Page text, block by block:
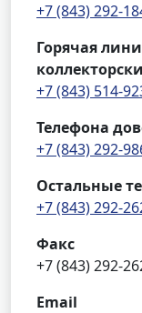
+7 (843) 292-
Горячая
+7 (843) 514-
Телефона
+7 (843) 292-
Остальные
+7 (843) 292-
Факс
+7 (843) 292-
Email